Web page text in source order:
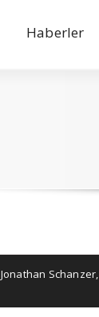
Haberler
Jonathan Schanzer,